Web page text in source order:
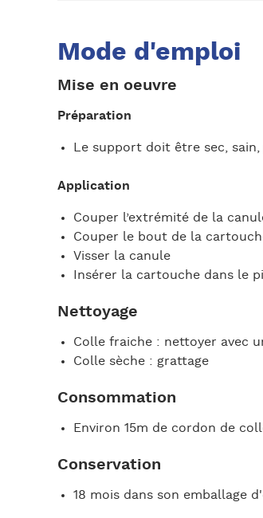
Mode d'emploi
Mise en oeuvre
Préparation
Le support doit être sec, sain,
Application
Couper l’extrémité de la
Couper le bout de la
Visser la canule
Insérer la cartouche dans le
Nettoyage
Colle fraiche : nettoyer avec
Colle sèche : grattage
Consommation
Environ 15m de cordon de
Conservation
18 mois dans son emballage